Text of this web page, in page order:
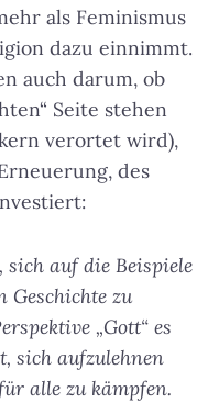
als Feminismus
dazu einnimmt.
auch darum, ob
Seite stehen
verortet wird),
des
sich auf die Beispiele
zu
„Gott“ es
sich aufzulehnen
alle zu kämpfen.